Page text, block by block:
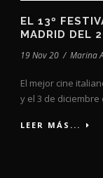
EL 13º
MADRID DEL
19 Nov 20 / Marina
El mejor cine
y el 3 de diciembre
LEER MÁS...